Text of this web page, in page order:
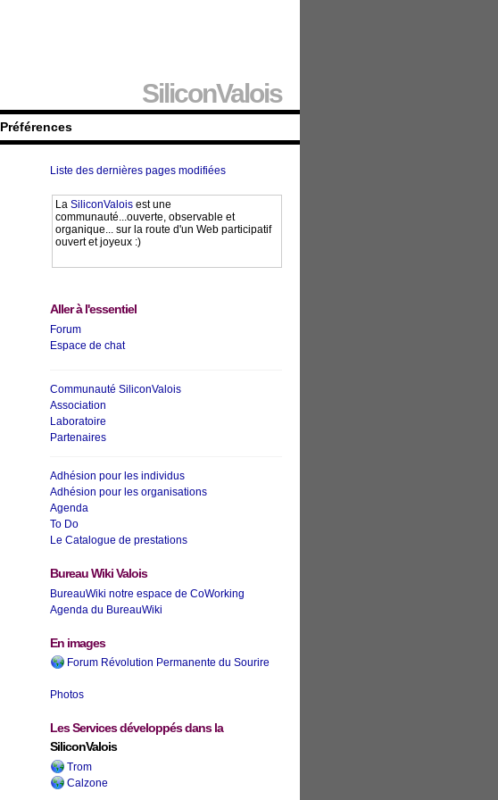
SiliconValois
Préférences
Liste des dernières pages modifiées
La SiliconValois est une
communauté...ouverte, observable et
organique... sur la route d'un Web participatif
ouvert et joyeux :)
Aller à l'essentiel
Forum
Espace de chat
Communauté SiliconValois
Association
Laboratoire
Partenaires
Adhésion pour les individus
Adhésion pour les organisations
Agenda
To Do
Le Catalogue de prestations
Bureau Wiki Valois
BureauWiki notre espace de CoWorking
Agenda du BureauWiki
En images
Forum Révolution Permanente du Sourire
Photos
Les Services développés dans la
SiliconValois
Trom
Calzone